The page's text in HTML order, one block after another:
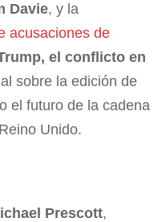
Davie, y la
acusaciones de
el conflicto en
sobre la edición de
el futuro de la cadena
Unido.
Prescott,